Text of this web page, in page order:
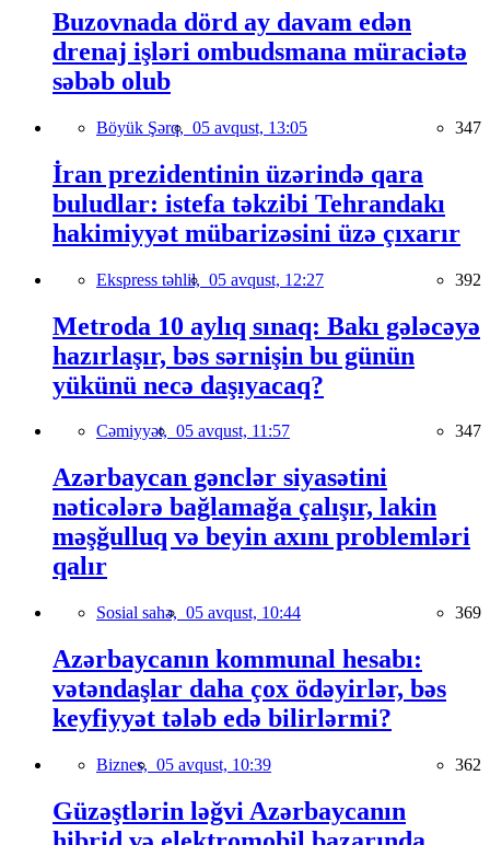
Buzovnada dörd ay davam edən
drenaj işləri ombudsmana müraciətə
səbəb olub
Böyük Şərq, 05 avqust, 13:05 347
İran prezidentinin üzərində qara
buludlar: istefa təkzibi Tehrandakı
hakimiyyət mübarizəsini üzə çıxarır
Ekspress təhlil, 05 avqust, 12:27 392
Metroda 10 aylıq sınaq: Bakı gələcəyə
hazırlaşır, bəs sərnişin bu günün
yükünü necə daşıyacaq?
Cəmiyyət, 05 avqust, 11:57 347
Azərbaycan gənclər siyasətini
nəticələrə bağlamağa çalışır, lakin
məşğulluq və beyin axını problemləri
qalır
Sosial sahə, 05 avqust, 10:44 369
Azərbaycanın kommunal hesabı:
vətəndaşlar daha çox ödəyirlər, bəs
keyfiyyət tələb edə bilirlərmi?
Biznes, 05 avqust, 10:39 362
Güzəştlərin ləğvi Azərbaycanın